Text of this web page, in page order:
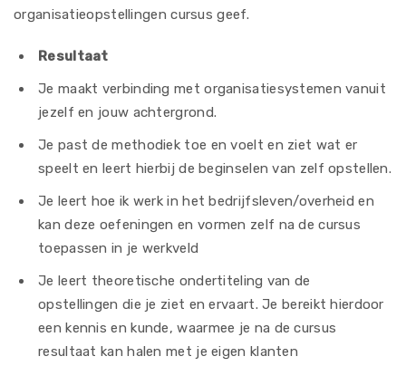
organisatieopstellingen cursus geef.
Resultaat
Je maakt verbinding met organisatiesystemen vanuit
jezelf en jouw achtergrond.
Je past de methodiek toe en voelt en ziet wat er
speelt en leert hierbij de beginselen van zelf opstellen.
Je leert hoe ik werk in het bedrijfsleven/overheid en
kan deze oefeningen en vormen zelf na de cursus
toepassen in je werkveld
Je leert theoretische ondertiteling van de
opstellingen die je ziet en ervaart. Je bereikt hierdoor
een kennis en kunde, waarmee je na de cursus
resultaat kan halen met je eigen klanten